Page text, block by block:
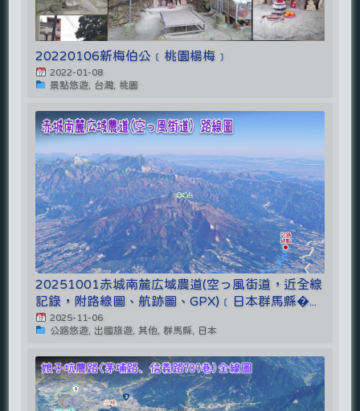
20220106新梅伯公﹝桃園楊梅﹞
2022-01-08
景點悠遊, 台灣, 桃園
20251001赤城南麓広域農道(空っ風街道，近全線
記錄，附路線圖、航跡圖、GPX)﹝日本群馬縣�...
2025-11-06
公路悠遊, 出國旅遊, 其他, 群馬縣, 日本